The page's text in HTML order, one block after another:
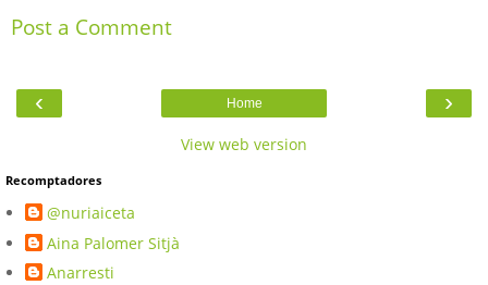
Post a Comment
‹ ›
Home
View web version
Recomptadores
@nuriaiceta
Aina Palomer Sitjà
Anarresti